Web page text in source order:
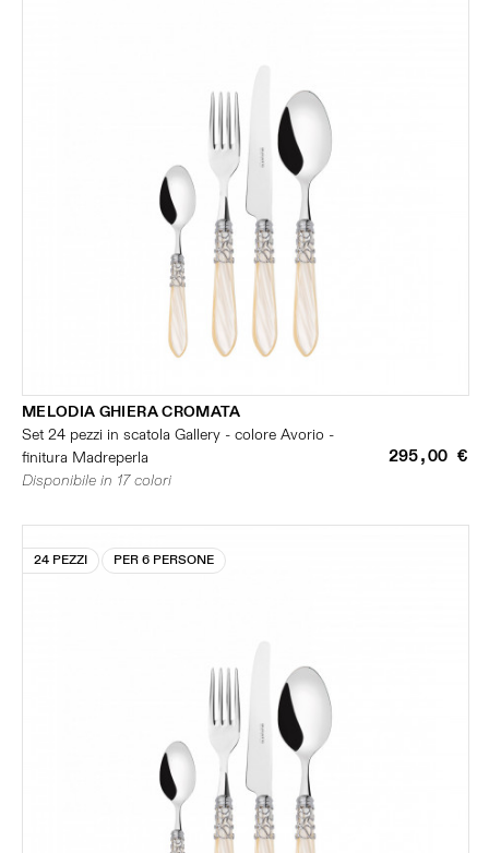
MELODIA GHIERA CROMATA
Set 24 pezzi in scatola Gallery - colore Avorio -
finitura Madreperla
295,00 €
Disponibile in 17 colori
24 PEZZI PER 6 PERSONE